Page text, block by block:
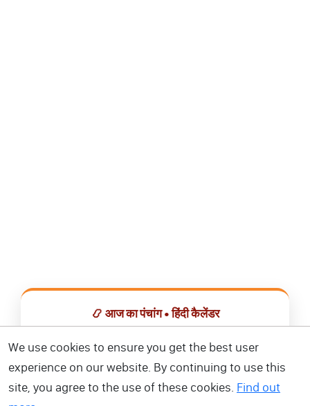
📿 आज का पंचांग • हिंदी कैलेंडर
📅 हिंदी कैलेंडर ऐप डाउनलोड करें
We use cookies to ensure you get the best user
experience on our website. By continuing to use this
site, you agree to the use of these cookies. Find out